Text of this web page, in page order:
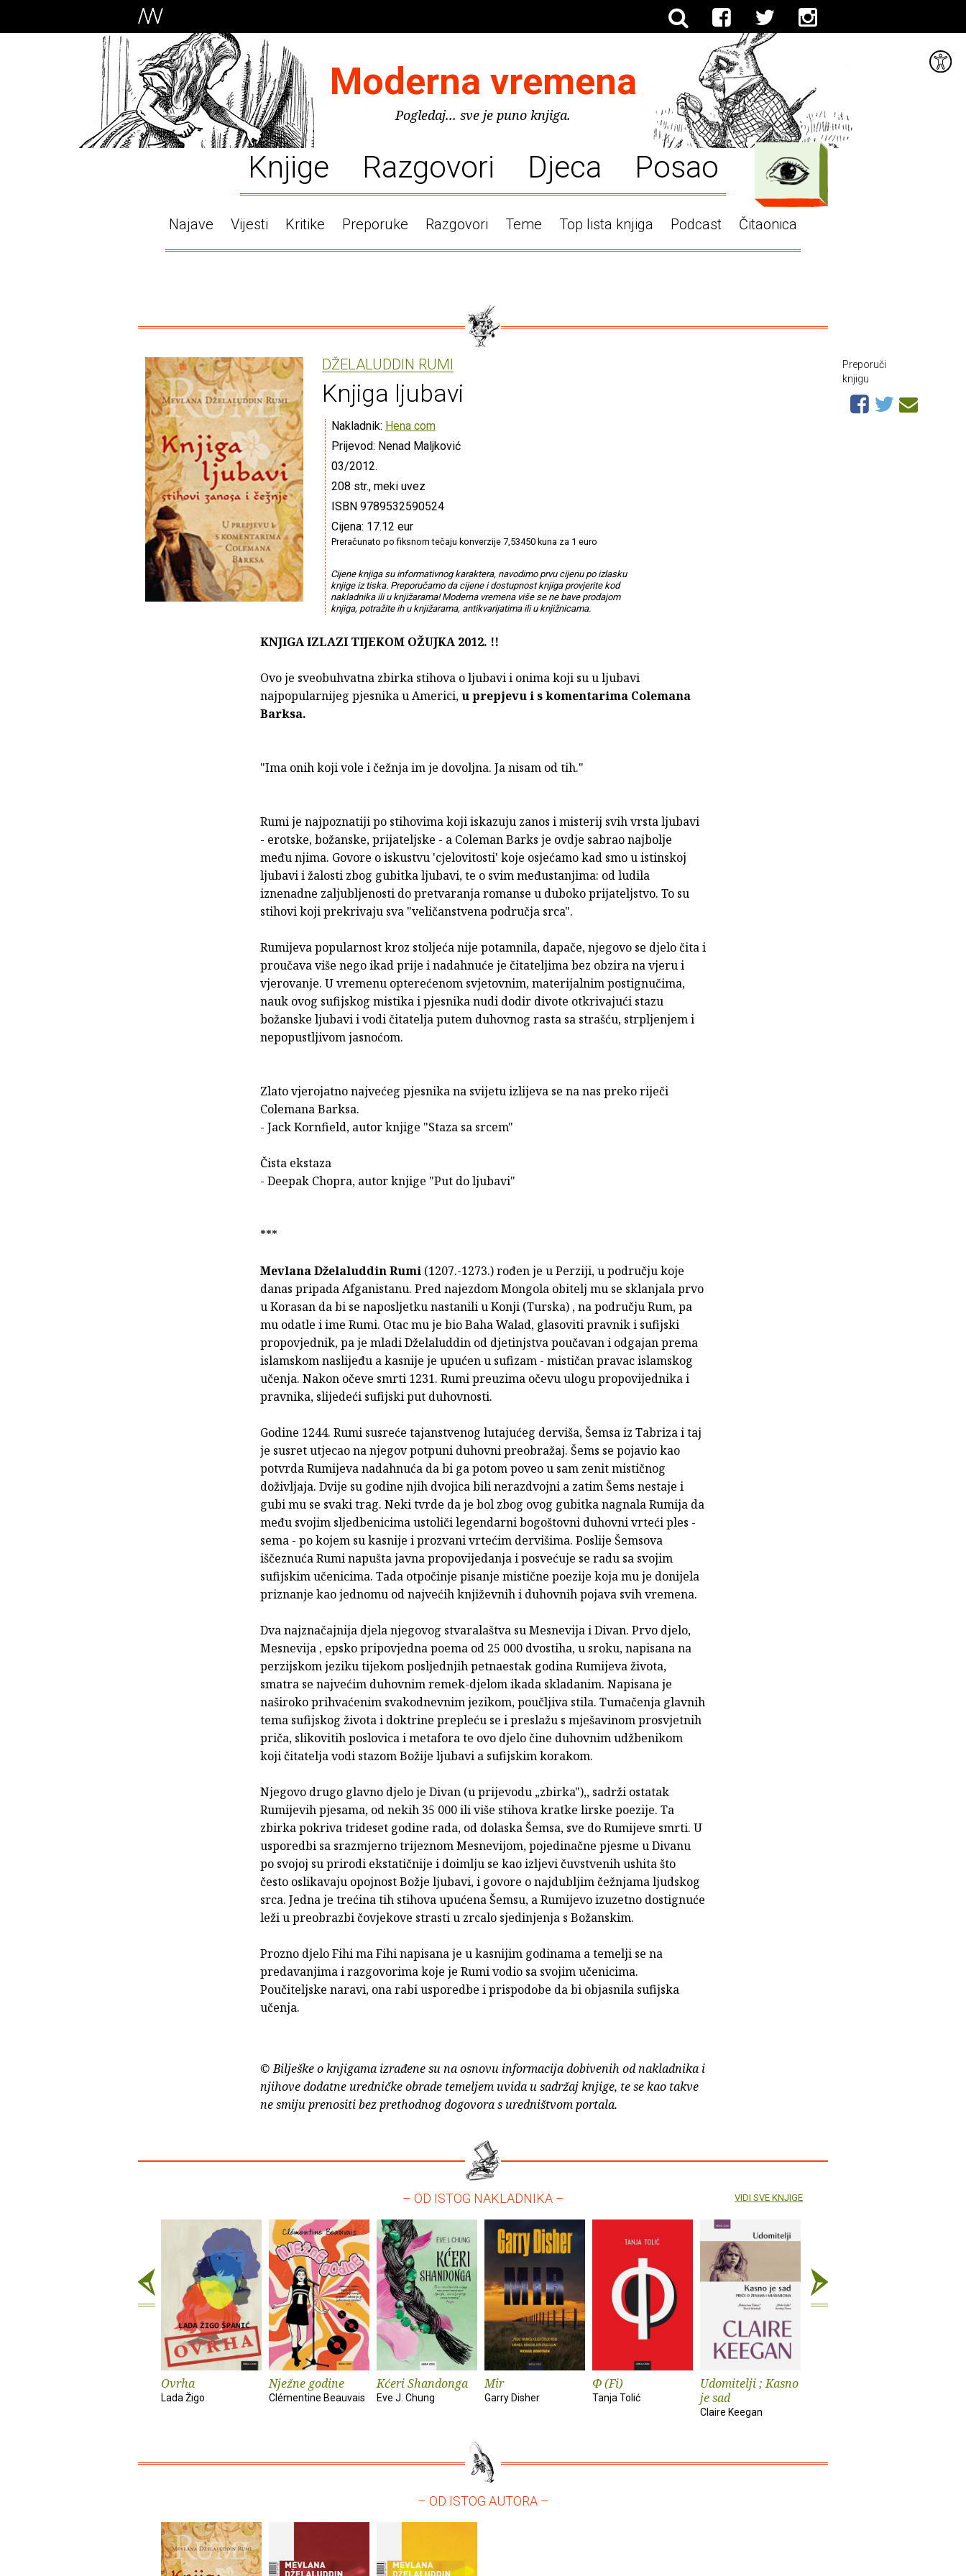
Moderna vremena
Pogledaj... sve je puno knjiga.
Knjige Razgovori Djeca Posao
Najave Vijesti Kritike Preporuke Razgovori Teme Top lista knjiga Podcast Čitaonica
DŽELALUDDIN RUMI
Knjiga ljubavi
Nakladnik: Hena com
Prijevod: Nenad Maljković
03/2012.
208 str., meki uvez
ISBN 9789532590524
Cijena: 17.12 eur
Preračunato po fiksnom tečaju konverzije 7,53450 kuna za 1 euro
Cijene knjiga su informativnog karaktera, navodimo prvu cijenu po izlasku
knjige iz tiska. Preporučamo da cijene i dostupnost knjiga provjerite kod
nakladnika ili u knjižarama! Moderna vremena više se ne bave prodajom
knjiga, potražite ih u knjižarama, antikvarijatima ili u knjižnicama.
KNJIGA IZLAZI TIJEKOM OŽUJKA 2012. !!
Ovo je sveobuhvatna zbirka stihova o ljubavi i onima koji su u ljubavi
najpopularnijeg pjesnika u Americi,u prepjevu i s komentarima Colemana
Barksa.
"Ima onih koji vole i čežnja im je dovoljna. Ja nisam od tih."
Rumi je najpoznatiji po stihovima koji iskazuju zanos i misterij svih vrsta ljubavi
- erotske, božanske, prijateljske - a Coleman Barks je ovdje sabrao najbolje
među njima. Govore o iskustvu 'cjelovitosti' koje osjećamo kad smo u istinskoj
ljubavi i žalosti zbog gubitka ljubavi, te o svim međustanjima: od ludila
iznenadne zaljubljenosti do pretvaranja romanse u duboko prijateljstvo. To su
stihovi koji prekrivaju sva "veličanstvena područja srca".
Rumijeva popularnost kroz stoljeća nije potamnila, dapače, njegovo se djelo čita i
proučava više nego ikad prije i nadahnuće je čitateljima bez obzira na vjeru i
vjerovanje. U vremenu opterećenom svjetovnim, materijalnim postignučima,
nauk ovog sufijskog mistika i pjesnika nudi dodir divote otkrivajući stazu
božanske ljubavi i vodi čitatelja putem duhovnog rasta sa strašću, strpljenjem i
nepopustljivom jasnoćom.
Zlato vjerojatno najvećeg pjesnika na svijetu izlijeva se na nas preko riječi
Colemana Barksa.
- Jack Kornfield, autor knjige "Staza sa srcem"
Čista ekstaza
- Deepak Chopra, autor knjige "Put do ljubavi"
***
Mevlana Dželaluddin Rumi (1207.-1273.) rođen je u Perziji, u području koje
danas pripada Afganistanu. Pred najezdom Mongola obitelj mu se sklanjala prvo
u Korasan da bi se naposljetku nastanili u Konji (Turska) , na području Rum, pa
mu odatle i ime Rumi. Otac mu je bio Baha Walad, glasoviti pravnik i sufijski
propovjednik, pa je mladi Dželaluddin od djetinjstva poučavan i odgajan prema
islamskom naslijeđu a kasnije je upućen u sufizam - mističan pravac islamskog
učenja. Nakon očeve smrti 1231. Rumi preuzima očevu ulogu propovijednika i
pravnika, slijedeći sufijski put duhovnosti.
Godine 1244. Rumi susreće tajanstvenog lutajućeg derviša, Šemsa iz Tabriza i taj
je susret utjecao na njegov potpuni duhovni preobražaj. Šems se pojavio kao
potvrda Rumijeva nadahnuća da bi ga potom poveo u sam zenit mističnog
doživljaja. Dvije su godine njih dvojica bili nerazdvojni a zatim Šems nestaje i
gubi mu se svaki trag. Neki tvrde da je bol zbog ovog gubitka nagnala Rumija da
među svojim sljedbenicima ustoliči legendarni bogoštovni duhovni vrteći ples -
sema - po kojem su kasnije i prozvani vrtećim dervišima. Poslije Šemsova
iščeznuća Rumi napušta javna propovijedanja i posvećuje se radu sa svojim
sufijskim učenicima. Tada otpočinje pisanje mistične poezije koja mu je donijela
priznanje kao jednomu od najvećih književnih i duhovnih pojava svih vremena.
Dva najznačajnija djela njegovog stvaralaštva su Mesnevija i Divan. Prvo djelo,
Mesnevija , epsko pripovjedna poema od 25 000 dvostiha, u sroku, napisana na
perzijskom jeziku tijekom posljednjih petnaestak godina Rumijeva života,
smatra se najvećim duhovnim remek-djelom ikada skladanim. Napisana je
naširoko prihvaćenim svakodnevnim jezikom, poučljiva stila. Tumačenja glavnih
tema sufijskog života i doktrine prepleću se i preslažu s mješavinom prosvjetnih
priča, slikovitih poslovica i metafora te ovo djelo čine duhovnim udžbenikom
koji čitatelja vodi stazom Božije ljubavi a sufijskim korakom.
Njegovo drugo glavno djelo je Divan (u prijevodu „zbirka"),, sadrži ostatak
Rumijevih pjesama, od nekih 35 000 ili više stihova kratke lirske poezije. Ta
zbirka pokriva trideset godine rada, od dolaska Šemsa, sve do Rumijeve smrti. U
usporedbi sa srazmjerno trijeznom Mesnevijom, pojedinačne pjesme u Divanu
po svojoj su prirodi ekstatičnije i doimlju se kao izljevi čuvstvenih ushita što
često oslikavaju opojnost Božje ljubavi, i govore o najdubljim čežnjama ljudskog
srca. Jedna je trećina tih stihova upućena Šemsu, a Rumijevo izuzetno dostignuće
leži u preobrazbi čovjekove strasti u zrcalo sjedinjenja s Božanskim.
Prozno djelo Fihi ma Fihi napisana je u kasnijim godinama a temelji se na
predavanjima i razgovorima koje je Rumi vodio sa svojim učenicima.
Poučiteljske naravi, ona rabi usporedbe i prispodobe da bi objasnila sufijska
učenja.
© Bilješke o knjigama izrađene su na osnovu informacija dobivenih od nakladnika i
njihove dodatne uredničke obrade temeljem uvida u sadržaj knjige, te se kao takve
ne smiju prenositi bez prethodnog dogovora s uredništvom portala.
Preporuči
knjigu
– OD ISTOG NAKLADNIKA –
Ovrha
Lada Žigo
Nježne godine
Clémentine Beauvais
Kćeri Shandonga
Eve J. Chung
Mir
Garry Disher
Φ (Fi)
Tanja Tolić
Udomitelji ; Kasno
je sad
Claire Keegan
VIDI SVE KNJIGE
– OD ISTOG AUTORA –